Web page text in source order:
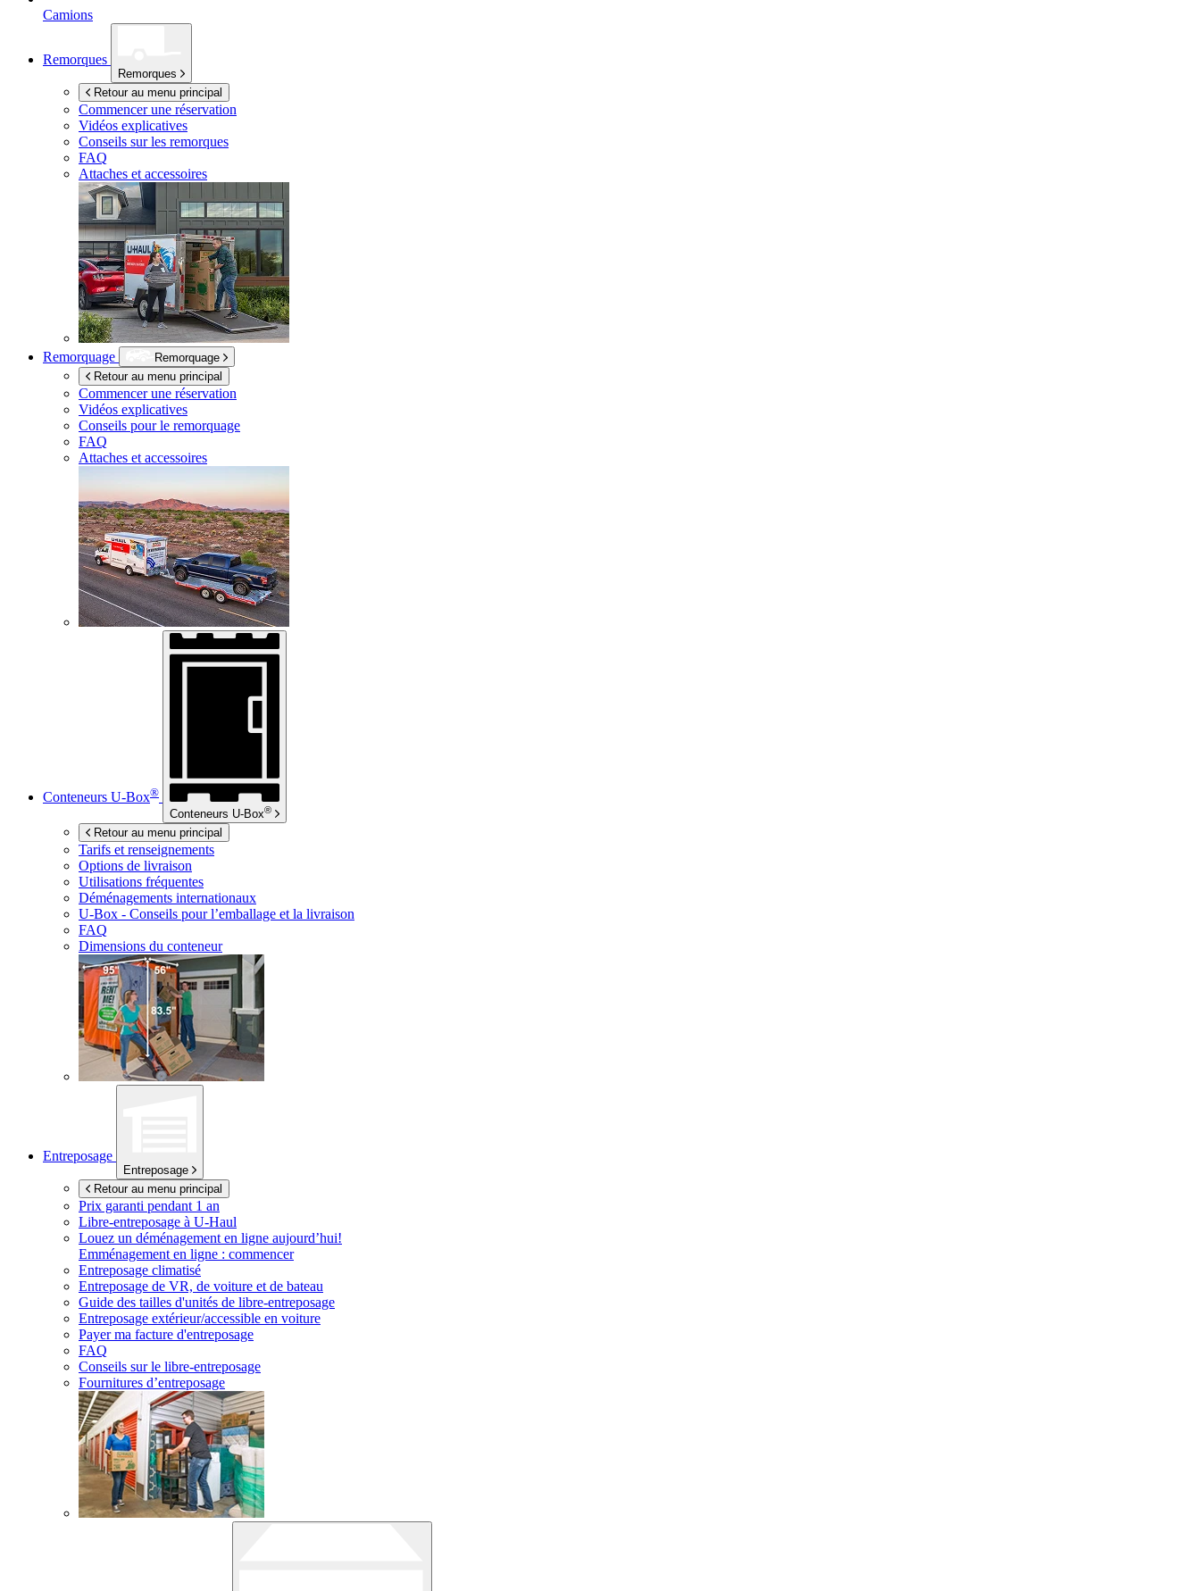
Camions
Remorques
Remorques
Retour au menu principal
Commencer une réservation
Vidéos explicatives
Conseils sur les remorques
FAQ
Attaches et accessoires
Remorquage
Remorquage
Retour au menu principal
Commencer une réservation
Vidéos explicatives
Conseils pour le remorquage
FAQ
Attaches et accessoires
Conteneurs U-Box®
Conteneurs U-Box®
Retour au menu principal
Tarifs et renseignements
Options de livraison
Utilisations fréquentes
Déménagements internationaux
U-Box - Conseils pour l’emballage et la livraison
FAQ
Dimensions du conteneur
Entreposage
Entreposage
Retour au menu principal
Prix garanti pendant 1 an
Libre-entreposage à U-Haul
Louez un déménagement en ligne aujourd’hui!
Emménagement en ligne : commencer
Entreposage climatisé
Entreposage de VR, de voiture et de bateau
Guide des tailles d'unités de libre-entreposage
Entreposage extérieur/accessible en voiture
Payer ma facture d'entreposage
FAQ
Conseils sur le libre-entreposage
Fournitures d’entreposage